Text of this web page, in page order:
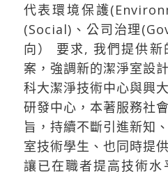
代表環境保護
(Social)、公司治理
向） 要求, 我們提供新
案，強調新的潔淨室設
科大潔淨技術中心與興
研發中心，本著服務社
旨，持續不斷引進新知
室技術學生、也同時提
讓已在職者提高技術